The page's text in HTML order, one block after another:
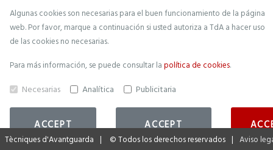
Algunas cookies son necesarias para el buen funcionamiento de la página
web. Por favor, marque a continuación si usted autoriza aTdAa hacer uso
de las cookies no necesarias.
Para más información, se puede consultar lapolítica de cookies.
Necesarias Analítica Publicitaria
ACCEPT
SELECTED
ACCEPT
NECESSARY
Tècniques d'Avantguarda ©Todos los derechos reservados
Aviso